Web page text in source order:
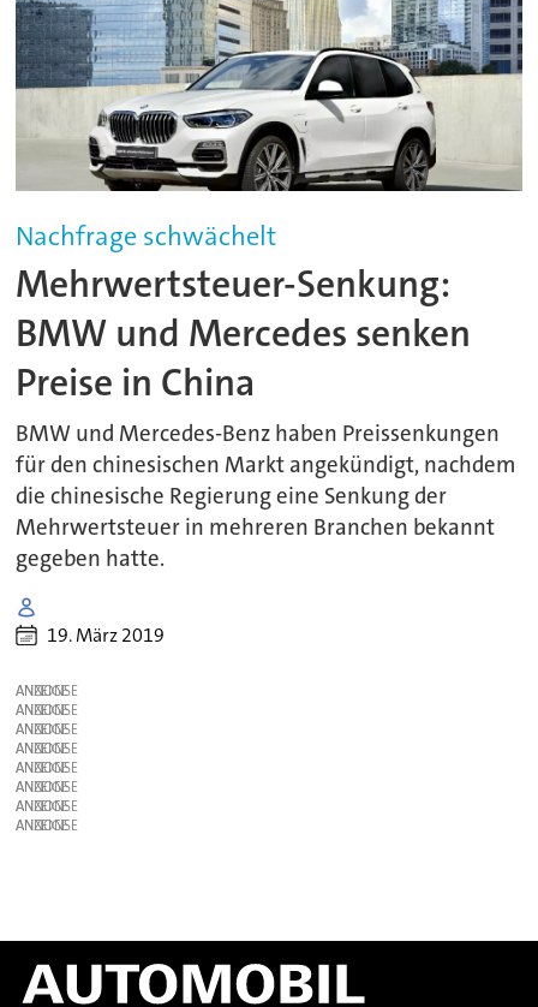
Nachfrage schwächelt
Mehrwertsteuer-Senkung:
BMW und Mercedes senken
Preise in China
BMW und Mercedes-Benz haben Preissenkungen
für den chinesischen Markt angekündigt, nachdem
die chinesische Regierung eine Senkung der
Mehrwertsteuer in mehreren Branchen bekannt
gegeben hatte.
19. März 2019
ANZEIGE
ANZEIGE
ANZEIGE
ANZEIGE
ANZEIGE
ANZEIGE
ANZEIGE
ANZEIGE